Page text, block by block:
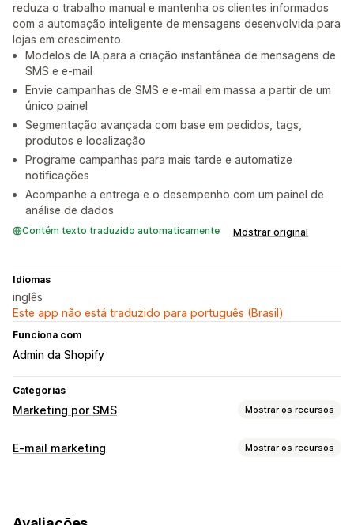
reduza o trabalho manual e mantenha os clientes informados
com a automação inteligente de mensagens desenvolvida para
lojas em crescimento.
Modelos de IA para a criação instantânea de mensagens de
SMS e e-mail
Envie campanhas de SMS e e-mail em massa a partir de um
único painel
Segmentação avançada com base em pedidos, tags,
produtos e localização
Programe campanhas para mais tarde e automatize
notificações
Acompanhe a entrega e o desempenho com um painel de
análise de dados
Contém texto traduzido automaticamente Mostrar original
Idiomas
inglês
Este app não está traduzido para português (Brasil)
Funciona com
Admin da Shopify
Categorias
Marketing por SMS Mostrar os recursos
Gerenciamento de campanhas
E-mail marketing Mostrar os recursos